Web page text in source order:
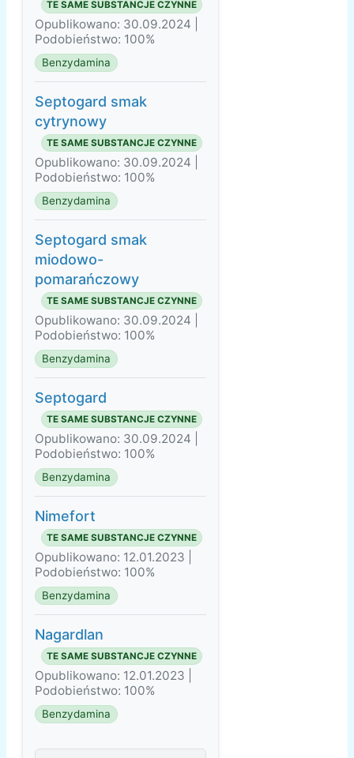
TE SAME SUBSTANCJE CZYNNE
Opublikowano: 30.09.2024 |
Podobieństwo: 100%
Benzydamina
Septogard smak
cytrynowy
TE SAME SUBSTANCJE CZYNNE
Opublikowano: 30.09.2024 |
Podobieństwo: 100%
Benzydamina
Septogard smak
miodowo-
pomarańczowy
TE SAME SUBSTANCJE CZYNNE
Opublikowano: 30.09.2024 |
Podobieństwo: 100%
Benzydamina
Septogard
TE SAME SUBSTANCJE CZYNNE
Opublikowano: 30.09.2024 |
Podobieństwo: 100%
Benzydamina
Nimefort
TE SAME SUBSTANCJE CZYNNE
Opublikowano: 12.01.2023 |
Podobieństwo: 100%
Benzydamina
Nagardlan
TE SAME SUBSTANCJE CZYNNE
Opublikowano: 12.01.2023 |
Podobieństwo: 100%
Benzydamina